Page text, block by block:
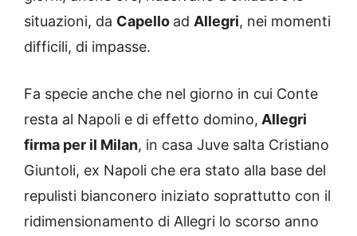
situazioni, da Capello ad Allegri, nei momenti
difficili, di impasse.
Fa specie anche che nel giorno in cui Conte
resta al Napoli e di effetto domino, Allegri
firma per il Milan, in casa Juve salta Cristiano
Giuntoli, ex Napoli che era stato alla base del
repulisti bianconero iniziato soprattutto con il
ridimensionamento di Allegri lo scorso anno